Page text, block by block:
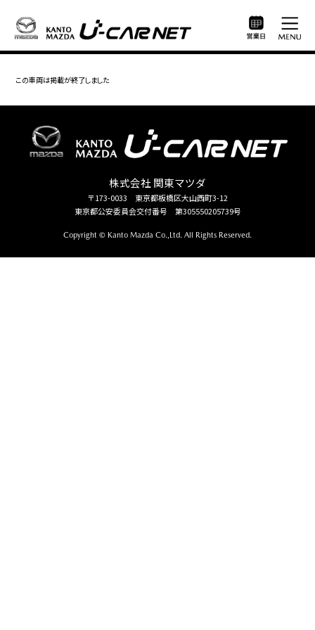
この車両は掲載が終了しました
株式会社 関東マツダ
〒173-0033 東京都板橋区大山西町3-12
東京都公安委員会交付番号 第305550205739号
Copyright © Kanto Mazda Co.,Ltd. All Rights Reserved.